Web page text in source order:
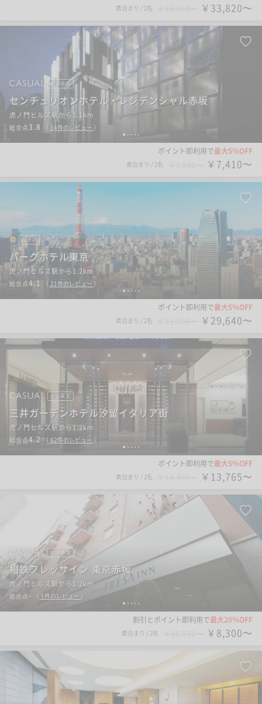
素泊まり / 2名 ￥33,820〜
1 2 3 4 5
ビジネス
センチュリオンホテル・レジデンシャル赤坂
虎ノ門ヒルズ駅から1.1km
総合点3.8 （ 14件のレビュー ）
ポイント即利用で最大5％OFF
素泊まり / 2名 ￥7,410〜
1 2 3 4 5
シティ
パークホテル東京
虎ノ門ヒルズ駅から1.2km
総合点4.1 （ 21件のレビュー ）
ポイント即利用で最大5％OFF
素泊まり / 2名 ￥29,640〜
1 2 3 4 5
ビジネス
三井ガーデンホテル汐留イタリア街
虎ノ門ヒルズ駅から1.2km
総合点4.2 （ 62件のレビュー ）
ポイント即利用で最大5％OFF
素泊まり / 2名 ￥13,765〜
1 2 3 4 5
ビジネス
相鉄フレッサイン 東京赤坂
虎ノ門ヒルズ駅から1.2km
総合点- （ 1件のレビュー ）
割引とポイント即利用で最大20％OFF
素泊まり / 2名 ￥8,300〜